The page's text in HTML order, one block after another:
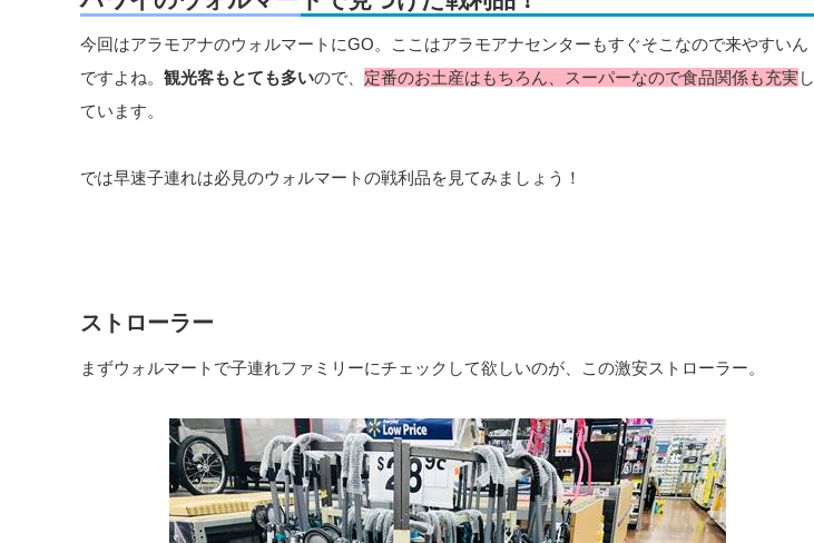
今回はアラモアナのウォルマートにGO。ここはアラモアナセンターもすぐそこなので来やすいん
ですよね。 観光客もとても多いので、 定番のお土産はもちろん、スーパーなので食品関係も充実 し
ています。
では早速子連れは必見のウォルマートの戦利品を見てみましょう！
ストローラー
まずウォルマートで子連れファミリーにチェックして欲しいのが、この激安ストローラー。